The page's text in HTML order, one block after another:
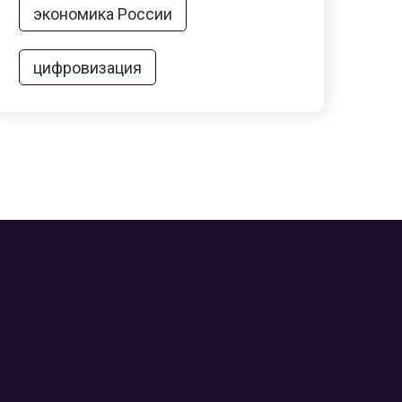
экономика России
цифровизация